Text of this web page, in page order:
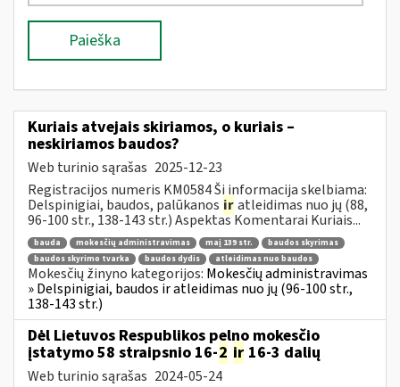
Paieška
Kuriais atvejais skiriamos, o kuriais –
neskiriamos baudos?
Web turinio sąrašas 2025-12-23
Registracijos numeris KM0584 Ši informacija skelbiama:
Delspinigiai, baudos, palūkanos iratleidimas nuo jų (88,
96-100 str., 138-143 str.) Aspektas Komentarai Kuriais...
bauda mokesčių administravimas maį 139 str.
baudos skyrimas
baudos skyrimo tvarka
baudos dydis atleidimas nuo baudos
Mokesčių žinyno kategorijos: Mokesčių administravimas
» Delspinigiai, baudos ir atleidimas nuo jų (96-100 str.,
138-143 str.)
Dėl Lietuvos Respublikos pelno mokesčio
įstatymo 58 straipsnio 16-2 ir 16-3 dalių
Web turinio sąrašas 2024-05-24